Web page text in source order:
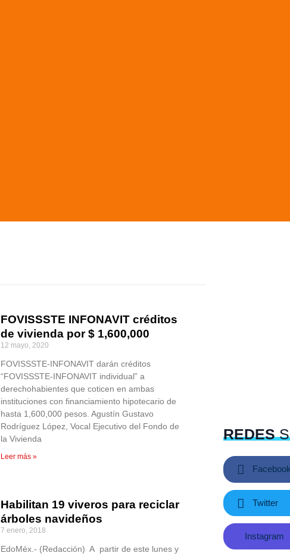
FOVISSSTE INFONAVIT créditos
de vivienda por $ 1,600,000
12 mayo, 2020
FOVISSSTE-INFONAVIT darán créditos
“FOVISSSTE-INFONAVIT individual” a
derechohabientes que coticen en ambas
instituciones con financiamiento hipotecario de
hasta 1,600,000 pesos. Agustín Gustavo
Rodríguez López, Vocal Ejecutivo del Fondo de
la Vivienda
Leer más »
Habilitan 19 viveros para reciclar
árboles navideños
7 enero, 2018
EdoMéx.- (Redacción) A partir de este lunes y
REDES
Twitter
Instagram